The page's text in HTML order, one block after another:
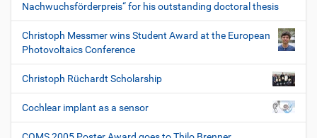
Nachwuchsförderpreis“ for his outstanding doctoral thesis
Christoph Messmer wins Student Award at the European
Photovoltaics Conference
Christoph Rüchardt Scholarship
Cochlear implant as a sensor